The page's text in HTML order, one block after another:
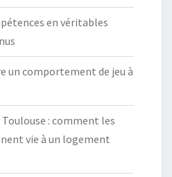
T
I
A
L
?
en véritables
un comportement de jeu à
: comment les
vie à un logement